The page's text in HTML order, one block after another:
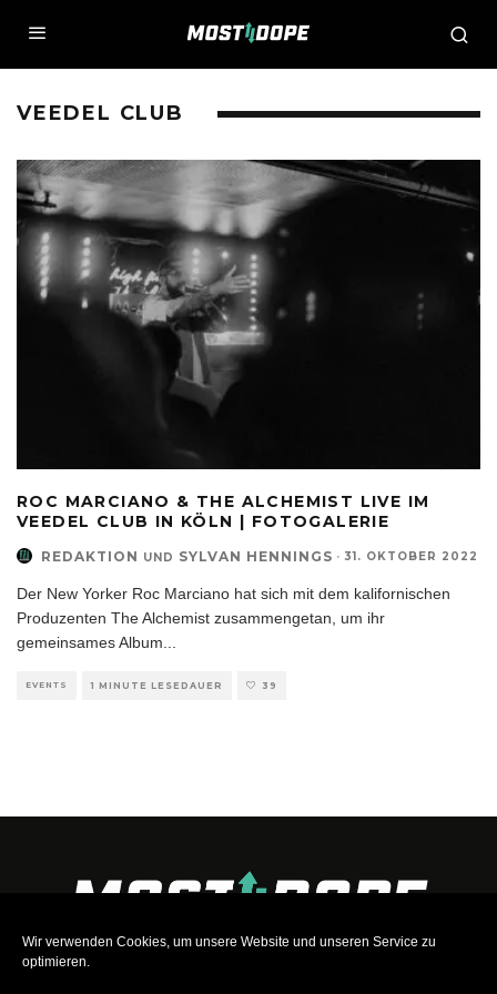
Wir verwenden Cookies, um unsere Website und unseren Service zu
optimieren.
VEEDEL CLUB
ROC MARCIANO & THE ALCHEMIST LIVE IM
VEEDEL CLUB IN KÖLN | FOTOGALERIE
REDAKTION UND SYLVAN HENNINGS · 31. OKTOBER 2022
Der New Yorker Roc Marciano hat sich mit dem kalifornischen
Produzenten The Alchemist zusammengetan, um ihr
gemeinsames Album
EVENTS 1 MINUTE LESEDAUER 39